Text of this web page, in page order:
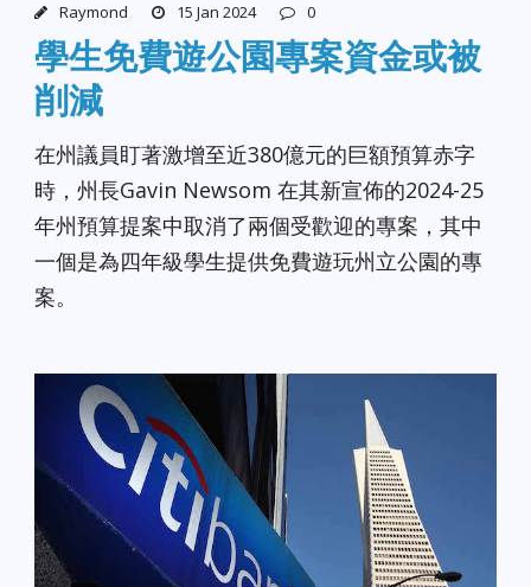
Raymond 15 Jan 2024 0
學生免費遊公園專案資金或被
削減
在州議員盯著激增至近380億元的巨額預算赤字
時，州長Gavin Newsom 在其新宣佈的2024-25
年州預算提案中取消了兩個受歡迎的專案，其中
一個是為四年級學生提供免費遊玩州立公園的專
案。